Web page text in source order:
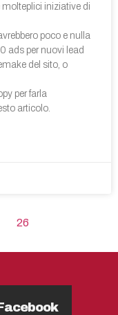
iniziative di
poco e nulla
ads per nuovi lead
del sito, o
per farla
articolo.
26